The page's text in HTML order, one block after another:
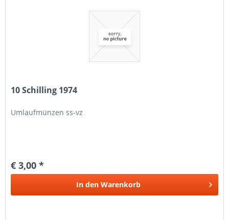
10 Schilling 1974
Umlaufmünzen ss-vz
€ 3,00 *
In den Warenkorb